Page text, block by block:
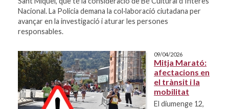
Nacional. La Policia demana la col·laboració ciutadana per
avançar en la investigació i aturar les persones
responsables.
09/04/2026
Mitja Marató:
afectacions en
el trànsit i la
mobilitat
El diumenge 12,